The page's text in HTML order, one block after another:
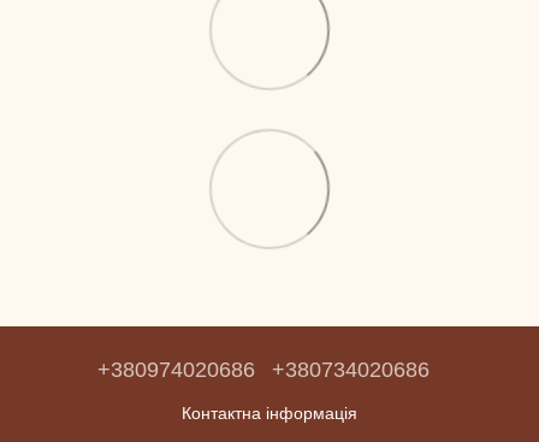
+380974020686 +380734020686
Контактна інформація